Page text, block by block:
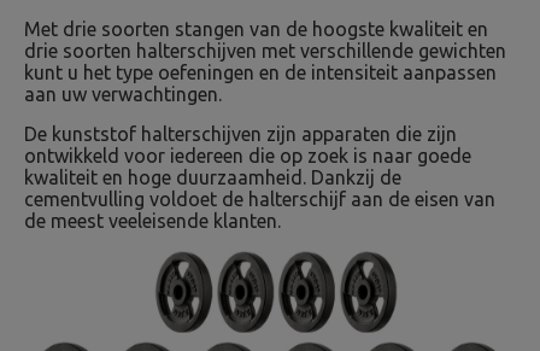
Met drie soorten stangen van de hoogste kwaliteit en
drie soorten halterschijven met verschillende gewichten
kunt u het type oefeningen en de intensiteit aanpassen
aan uw verwachtingen.
De kunststof halterschijven zijn apparaten die zijn
ontwikkeld voor iedereen die op zoek is naar goede
kwaliteit en hoge duurzaamheid. Dankzij de
cementvulling voldoet de halterschijf aan de eisen van
de meest veeleisende klanten.